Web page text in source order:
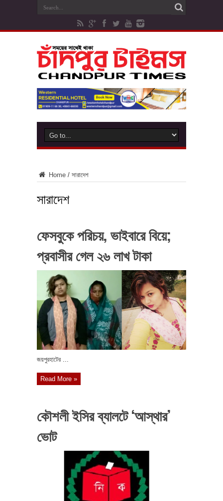
Home / সারাদেশ
সারাদেশ
ফেসবুকে পরিচয়, ভাইবারে বিয়ে;
প্রবাসীর গেল ২৬ লাখ টাকা
জয়পুরহাটের ...
Read More »
কৌশলী ইসির ব্যালটে ‘আস্থার’
ভোট